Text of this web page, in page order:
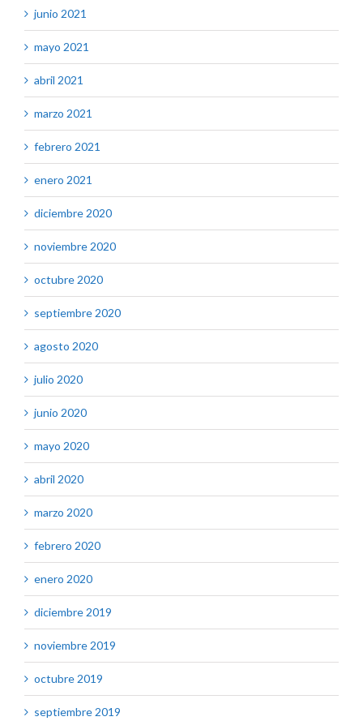
junio 2021
mayo 2021
abril 2021
marzo 2021
febrero 2021
enero 2021
diciembre 2020
noviembre 2020
octubre 2020
septiembre 2020
agosto 2020
julio 2020
junio 2020
mayo 2020
abril 2020
marzo 2020
febrero 2020
enero 2020
diciembre 2019
noviembre 2019
octubre 2019
septiembre 2019